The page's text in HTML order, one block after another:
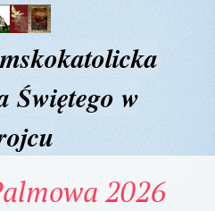
Świętego w
2026